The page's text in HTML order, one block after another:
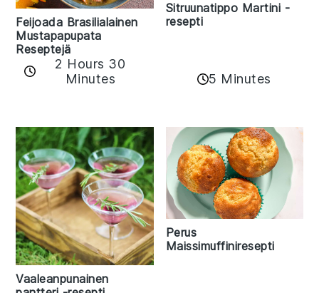
Feijoada Brasilialainen
Mustapapupata
Reseptejä
2 Hours 30
Minutes
Sitruunatippo Martini -
resepti
5 Minutes
Vaaleanpunainen
Perus
Maissimuffiniresepti